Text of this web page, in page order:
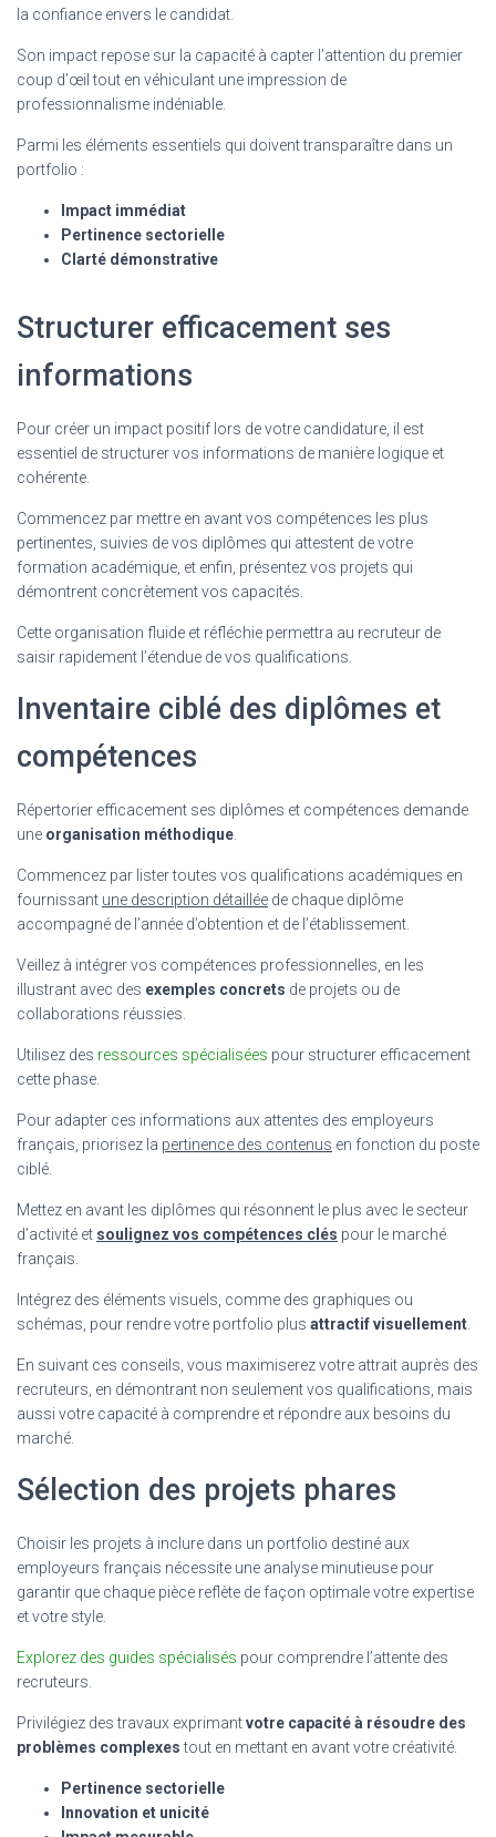
la confiance envers le candidat.
Son impact repose sur la capacité à capter l’attention du premier
coup d’œil tout en véhiculant une impression de
professionnalisme indéniable.
Parmi les éléments essentiels qui doivent transparaître dans un
portfolio :
Impact immédiat
Pertinence sectorielle
Clarté démonstrative
Structurer efficacement ses
informations
Pour créer un impact positif lors de votre candidature, il est
essentiel de structurer vos informations de manière logique et
cohérente.
Commencez par mettre en avant vos compétences les plus
pertinentes, suivies de vos diplômes qui attestent de votre
formation académique, et enfin, présentez vos projets qui
démontrent concrètement vos capacités.
Cette organisation fluide et réfléchie permettra au recruteur de
saisir rapidement l’étendue de vos qualifications.
Inventaire ciblé des diplômes et
compétences
Répertorier efficacement ses diplômes et compétences demande
une organisation méthodique
Commencez par lister toutes vos qualifications académiques en
fournissant une description détaillée de chaque diplôme
accompagné de l’année d’obtention et de l’établissement.
Veillez à intégrer vos compétences professionnelles, en les
illustrant avec des exemples concrets de projets ou de
collaborations réussies.
Utilisez des ressources spécialisées pour structurer efficacement
cette phase.
Pour adapter ces informations aux attentes des employeurs
français, priorisez la pertinence des contenus en fonction du poste
ciblé.
Mettez en avant les diplômes qui résonnent le plus avec le secteur
d’activité et soulignez vos compétences clés pour le marché
français.
Intégrez des éléments visuels, comme des graphiques ou
schémas, pour rendre votre portfolio plus attractif visuellement
En suivant ces conseils, vous maximiserez votre attrait auprès des
recruteurs, en démontrant non seulement vos qualifications, mais
aussi votre capacité à comprendre et répondre aux besoins du
marché.
Sélection des projets phares
Choisir les projets à inclure dans un portfolio destiné aux
employeurs français nécessite une analyse minutieuse pour
garantir que chaque pièce reflète de façon optimale votre expertise
et votre style.
Explorez des guides spécialisés pour comprendre l’attente des
recruteurs.
Privilégiez des travaux exprimantvotre capacité à résoudre des
problèmes complexestout en mettant en avant votre créativité.
Pertinence sectorielle
Innovation et unicité